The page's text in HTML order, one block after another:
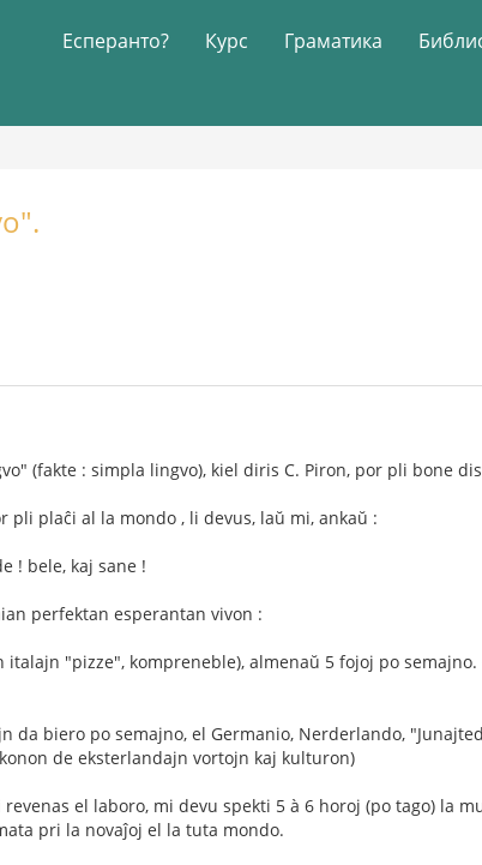
Есперанто? Курс Граматика
(fakte : simpla lingvo), kiel diris C. Piron, por pli bone
plaĉi al la mondo , li devus, laŭ mi, ankaŭ :
! bele, kaj sane !
perfektan esperantan vivon :
"pizze", kompreneble), almenaŭ 5 fojoj po
biero po semajno, el Germanio, Nerderlando,
de eksterlandajn vortojn kaj kulturon)
el laboro, mi devu spekti 5 à 6 horoj (po tago) la
pri la novaĵoj el la tuta mondo.